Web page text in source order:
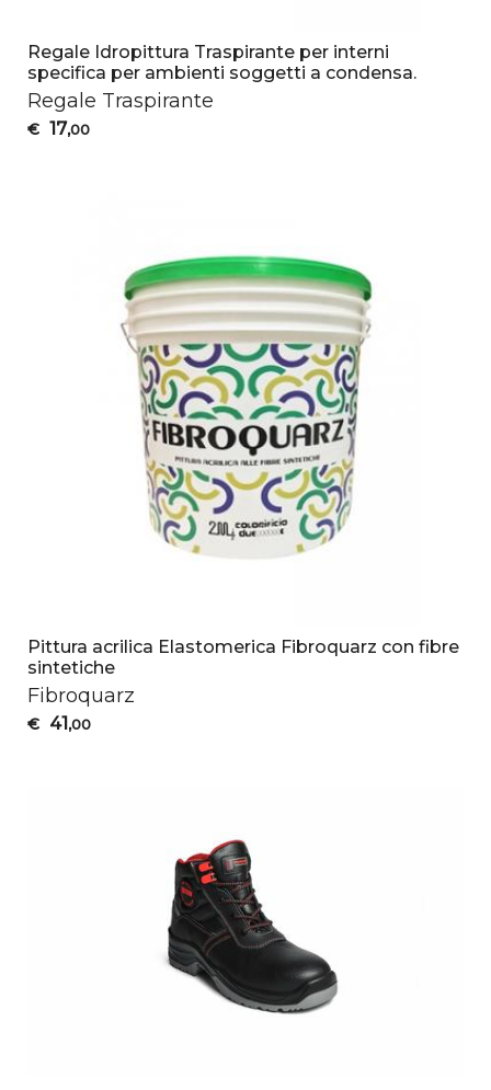
Regale Idropittura Traspirante per interni
specifica per ambienti soggetti a condensa.
Regale Traspirante
€ 17,00
Pittura acrilica Elastomerica Fibroquarz con fibre
sintetiche
Fibroquarz
€ 41,00